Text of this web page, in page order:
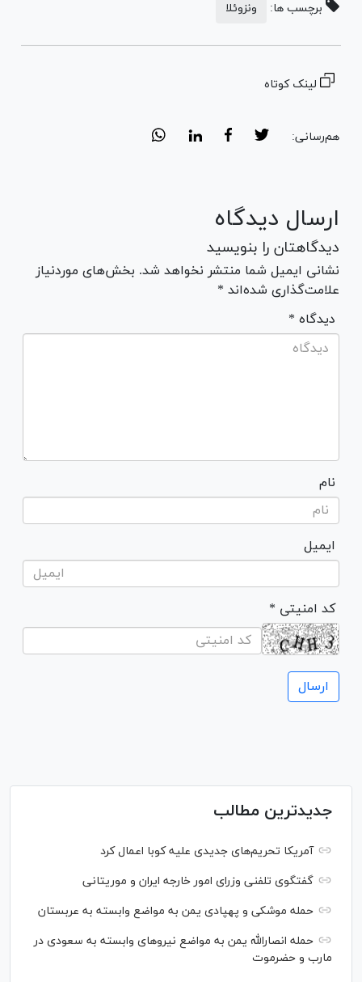
برچسب ها: ونزوئلا
لینک کوتاه
هم‌رسانی:
ارسال دیدگاه
دیدگاهتان را بنویسید
نشانی ایمیل شما منتشر نخواهد شد. بخش‌های موردنیاز
علامت‌گذاری شده‌اند *
* دیدگاه
نام
ایمیل
* کد امنیتی
جدیدترین مطالب
آمریکا تحریم‌های جدیدی علیه کوبا اعمال کرد
گفتگوی تلفنی وزرای امور خارجه ایران و موریتانی
حمله موشکی و پهپادی یمن به مواضع وابسته به عربستان
حمله انصارالله یمن به مواضع نیرو‌های وابسته به سعودی در
مارب و حضرموت